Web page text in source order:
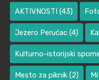
AKTIVNOSTI (43)
Jezero Perućac (4)
Kulturno-istorijski
Mesto za piknik (2)